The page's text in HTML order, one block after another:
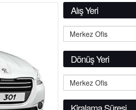
Alış Yeri
Dönüş Yeri